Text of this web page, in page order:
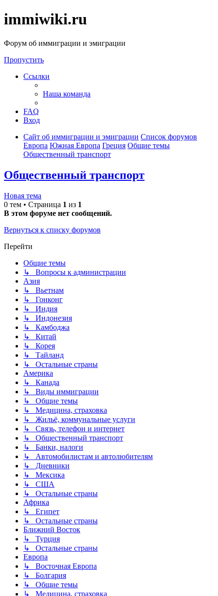
immiwiki.ru
Форум об иммиграции и эмиграции
Пропустить
Ссылки
Наша команда
FAQ
Вход
Сайт об иммиграции и эмиграции Список форумов
Европа Южная Европа Греция Общие темы
Общественный транспорт
Общественный транспорт
Новая тема
0 тем • Страница 1 из 1
В этом форуме нет сообщений.
Вернуться к списку форумов
Перейти
Общие темы
↳ Вопросы к администрации
Азия
↳ Вьетнам
↳ Гонконг
↳ Индия
↳ Индонезия
↳ Камбоджа
↳ Китай
↳ Корея
↳ Тайланд
↳ Остальные страны
Америка
↳ Канада
↳ Виды иммиграции
↳ Общие темы
↳ Медицина, страховка
↳ Жильё, коммунальные услуги
↳ Связь, телефон и интернет
↳ Общественный транспорт
↳ Банки, налоги
↳ Автомобилистам и автолюбителям
↳ Дневники
↳ Мексика
↳ США
↳ Остальные страны
Африка
↳ Египет
↳ Остальные страны
Ближний Восток
↳ Турция
↳ Остальные страны
Европа
↳ Восточная Европа
↳ Болгария
↳ Общие темы
↳ Медицина, страховка